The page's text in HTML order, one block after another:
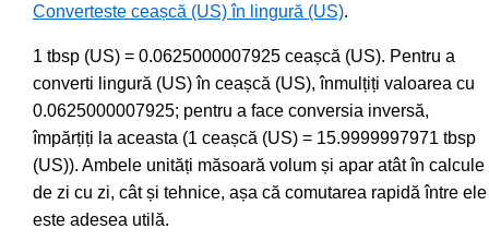
Converteste ceașcă (US) în lingură (US).
1 tbsp (US) = 0.0625000007925 ceașcă (US). Pentru a
converti lingură (US) în ceașcă (US), înmulțiți valoarea cu
0.0625000007925; pentru a face conversia inversă,
împărțiți la aceasta (1 ceașcă (US) = 15.9999997971 tbsp
(US)). Ambele unități măsoară volum și apar atât în calcule
de zi cu zi, cât și tehnice, așa că comutarea rapidă între ele
este adesea utilă.